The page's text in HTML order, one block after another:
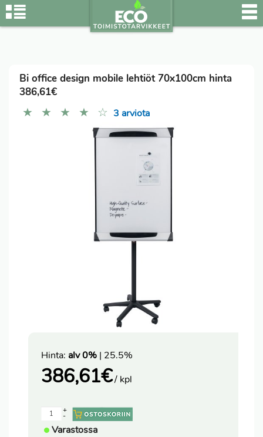
Bi office design mobile lehtiöt 70x100cm hinta
386,61€
★ ★ ★ ★ ☆ 3 arviota
Hinta: alv 0% | 25.5%
386,61€/ kpl
-
+
Varastossa